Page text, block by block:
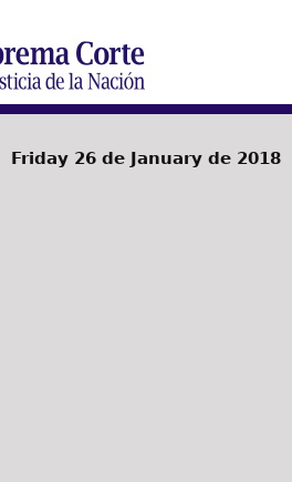
Friday 26 de January de 2018